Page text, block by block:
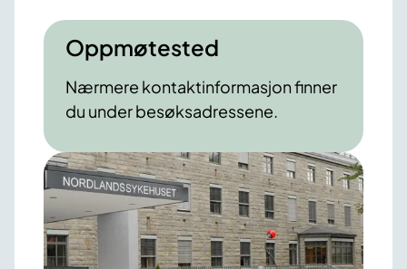
Oppmøtested
Nærmere kontaktinformasjon finner
du under besøksadressene.